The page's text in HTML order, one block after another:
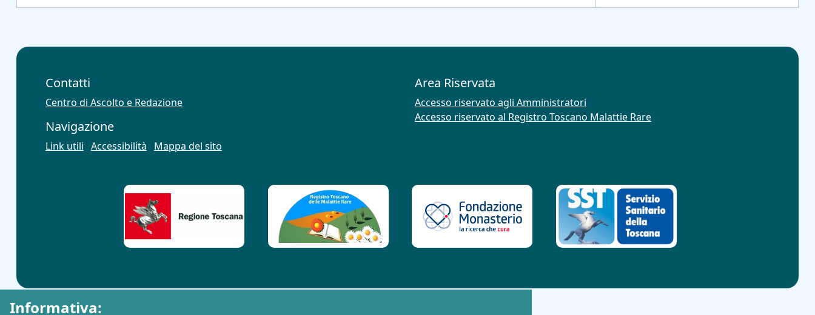
Contatti
Centro di Ascolto e Redazione
Navigazione
Link utili Accessibilità Mappa del sito
Area Riservata
Accesso riservato agli Amministratori
Accesso riservato al Registro Toscano Malattie Rare
Informativa: